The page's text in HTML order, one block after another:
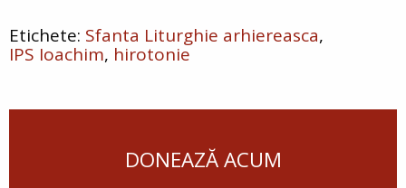
Sfanta Liturghie arhiereasca
IPS Ioachim hirotonie
DONEAZĂ ACUM